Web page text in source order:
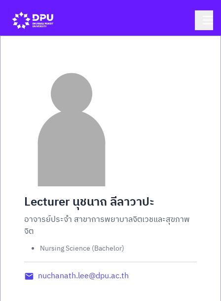
Lecturer นุชนาถ ลีลาวาปะ
อาจารย์ประจำ สาขาการพยาบาลจิตเวชและสุขภาพ
จิต
Nursing Science (Bachelor)
nuchanath.lee@dpu.ac.th